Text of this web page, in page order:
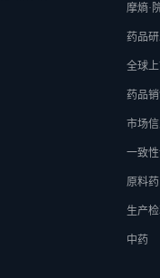
摩熵·
药品
全球
药品
市场
一致
原料药
生产
中药